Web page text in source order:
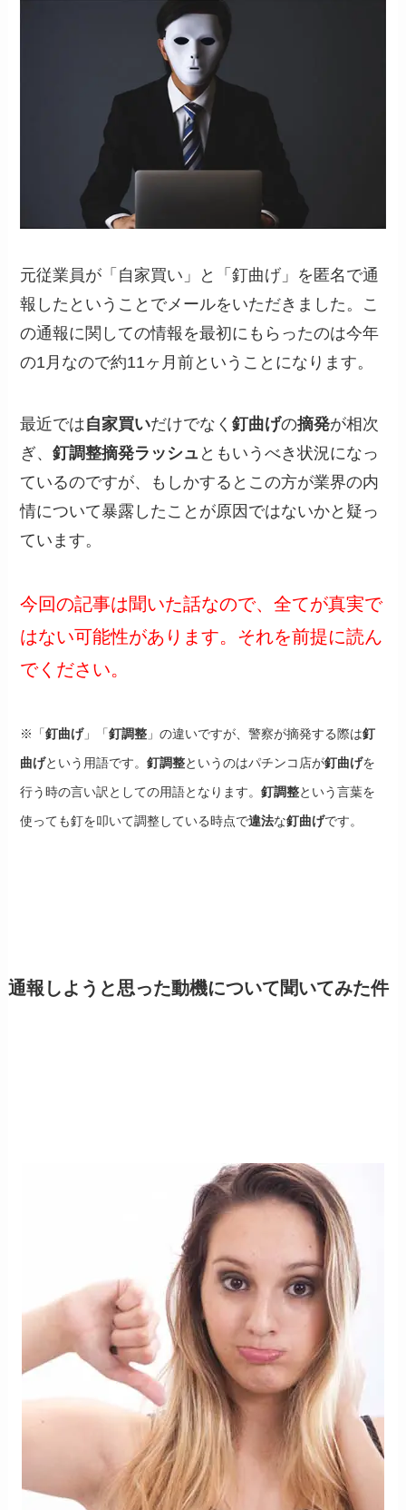
元従業員が「自家買い」と「釘曲げ」を匿名で通
報したということでメールをいただきました。こ
の通報に関しての情報を最初にもらったのは今年
の1月なので約11ヶ月前ということになります。
最近では自家買いだけでなく釘曲げの摘発が相次
ぎ、釘調整摘発ラッシュ ともいうべき状況になっ
ているのですが、もしかするとこの方が業界の内
情について暴露したことが原因ではないかと疑っ
ています。
今回の記事は聞いた話なので、全てが真実で
はない可能性があります。それを前提に読ん
でください。
※「釘曲げ」「釘調整 」の違いですが、警察が摘発する際は釘
曲げという用語です。釘調整というのはパチンコ店が釘曲げを
行う時の言い訳としての用語となります。釘調整という言葉を
使っても釘を叩いて調整している時点で違法な釘曲げです。
通報しようと思った動機について聞いてみた件